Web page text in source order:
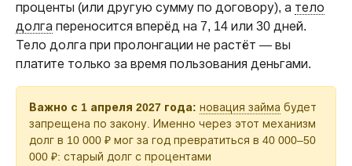
проценты (или другую сумму по договору), а тело
долга переносится вперёд на 7, 14 или 30 дней.
Тело долга при пролонгации не растёт — вы
платите только за время пользования деньгами.
Важно с 1 апреля 2027 года: новация займа будет
запрещена по закону. Именно через этот механизм
долг в 10 000 ₽ мог за год превратиться в 40 000–50
000 ₽: старый долг с процентами